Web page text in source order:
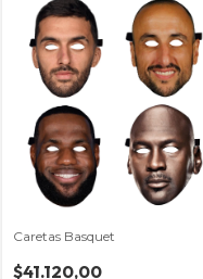
Caretas Basquet
$41.120,00